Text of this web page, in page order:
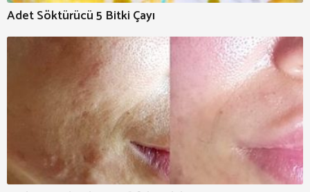
Adet Söktürücü 5 Bitki Çayı